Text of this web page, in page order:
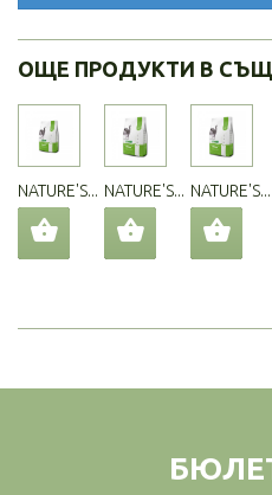
ОЩЕ ПРОДУКТИ В
NATURE'S... NATURE'S... NATURE'S...